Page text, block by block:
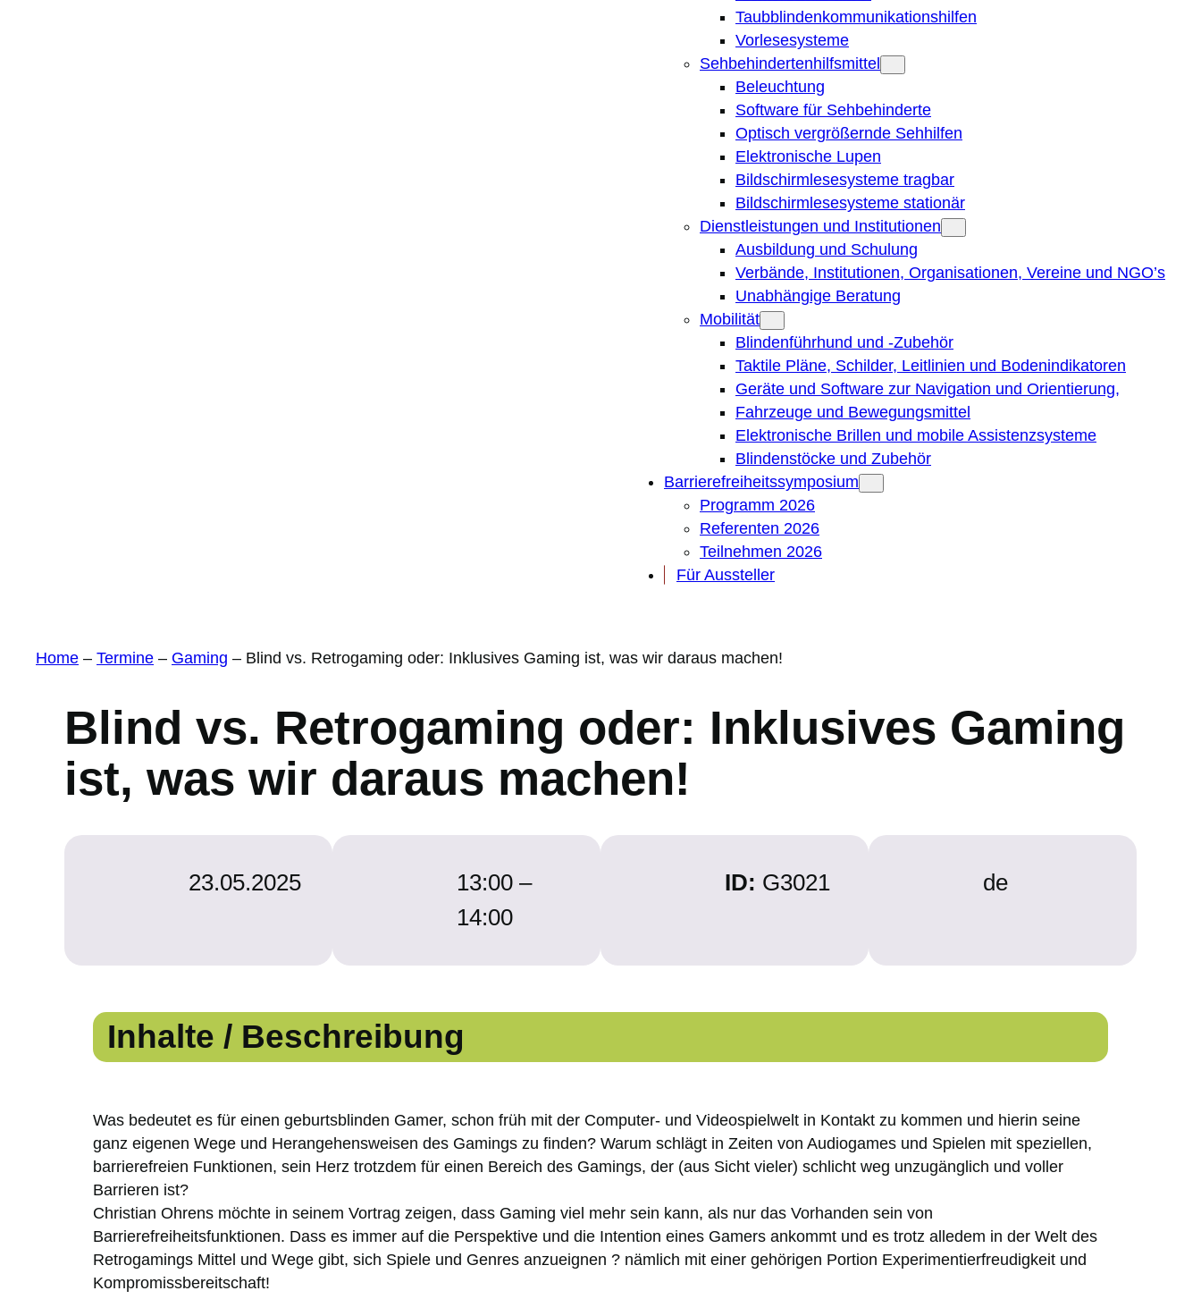
Taubblindenkommunikationshilfen
Vorlesesysteme
Sehbehindertenhilfsmittel
Beleuchtung
Software für Sehbehinderte
Optisch vergrößernde Sehhilfen
Elektronische Lupen
Bildschirmlesesysteme tragbar
Bildschirmlesesysteme stationär
Dienstleistungen und Institutionen
Ausbildung und Schulung
Verbände, Institutionen, Organisationen, Vereine und NGO’s
Unabhängige Beratung
Mobilität
Blindenführhund und -Zubehör
Taktile Pläne, Schilder, Leitlinien und Bodenindikatoren
Geräte und Software zur Navigation und Orientierung,
Fahrzeuge und Bewegungsmittel
Elektronische Brillen und mobile Assistenzsysteme
Blindenstöcke und Zubehör
Barrierefreiheitssymposium
Programm 2026
Referenten 2026
Teilnehmen 2026
Für Aussteller
Home – Termine – Gaming – Blind vs. Retrogaming oder: Inklusives Gaming ist, was wir daraus machen!
Blind vs. Retrogaming oder: Inklusives Gaming
ist, was wir daraus machen!
23.05.2025
13:00 –
14:00
ID: G3021 de
Inhalte / Beschreibung
Was bedeutet es für einen geburtsblinden Gamer, schon früh mit der Computer- und Videospielwelt in Kontakt zu kommen und hierin seine
ganz eigenen Wege und Herangehensweisen des Gamings zu finden? Warum schlägt in Zeiten von Audiogames und Spielen mit speziellen,
barrierefreien Funktionen, sein Herz trotzdem für einen Bereich des Gamings, der (aus Sicht vieler) schlicht weg unzugänglich und voller
Barrieren ist?
Christian Ohrens möchte in seinem Vortrag zeigen, dass Gaming viel mehr sein kann, als nur das Vorhanden sein von
Barrierefreiheitsfunktionen. Dass es immer auf die Perspektive und die Intention eines Gamers ankommt und es trotz alledem in der Welt des
Retrogamings Mittel und Wege gibt, sich Spiele und Genres anzueignen ? nämlich mit einer gehörigen Portion Experimentierfreudigkeit und
Kompromissbereitschaft!